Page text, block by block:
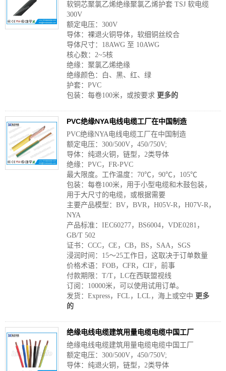
软铜芯聚氯乙烯绝缘聚氯乙烯护套 TSJ 软电缆
300V
额定电压：300V
导体：裸退火铜导体，软细铜丝绞合
导体尺寸：18AWG 至 10AWG
核心数：2~5核
绝缘：聚氯乙烯绝缘
绝缘颜色：白、黑、红、绿
护套：PVC
包装：每卷100米，或按要求 更多的
PVC绝缘NYA电线电缆工厂在中国制造
PVC绝缘NYA电线电缆工厂在中国制造
额定电压：300/500V，450/750V;
导体：纯退火铜，链型，2类导体
绝缘：PVC，FR-PVC
最大限度。工作温度：70℃，90℃，105℃
包装：每卷100米，用于小型电缆和木鼓包装，
用于大尺寸的电缆，或根据需要
主要产品模型：BV，BVR，H05V-R，H07V-R，
NYA
产品标准：IEC60277，BS6004，VDE0281，
GB/T 502
证书：CCC，CE，CB，BS，SAA，SGS
浸润时间：15〜25工作日，这取决于订单数量
价格术语：FOB，CFR，CIF，前事
付款期限：T/T，LC在西联盟视线
订阅：10000米，可以使用试用订单。
发货：Express，FCL，LCL，海上或空中 更多
的
绝缘电线电缆建筑用量电缆电缆中国工厂
绝缘电线电缆建筑用量电缆电缆中国工厂
额定电压：300/500V，450/750V;
导体：纯退火铜，链型，2类导体